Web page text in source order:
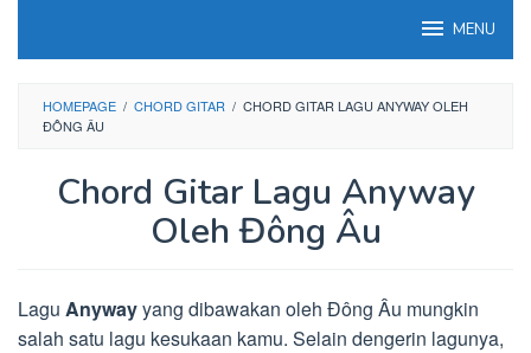
MENU
HOMEPAGE / CHORD GITAR / CHORD GITAR LAGU ANYWAY OLEH
ĐÔNG ÂU
Chord Gitar Lagu Anyway
Oleh Đông Âu
Lagu Anywayyang dibawakan oleh Đông Âu mungkin
salah satu lagu kesukaan kamu. Selain dengerin lagunya,